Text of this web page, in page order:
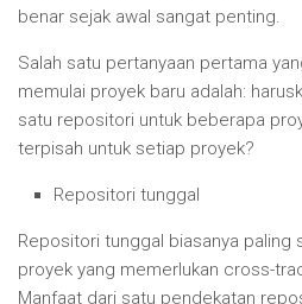
benar sejak awal sangat penting.
Salah satu pertanyaan pertama
memulai proyek baru adalah:
satu repositori untuk beberapa
terpisah untuk setiap proyek?
Repositori tunggal
Repositori tunggal biasanya paling
proyek yang memerlukan cross-
Manfaat dari satu pendekatan